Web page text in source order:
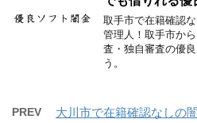
取手市で在籍確認
管理人！取手市か
査・独自審査の優
う。
PREV
大川市で在籍確認なしの